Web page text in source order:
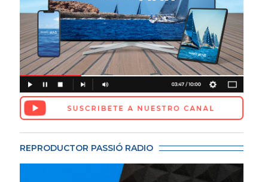
REPRODUCTOR PASSIÓ RADIO